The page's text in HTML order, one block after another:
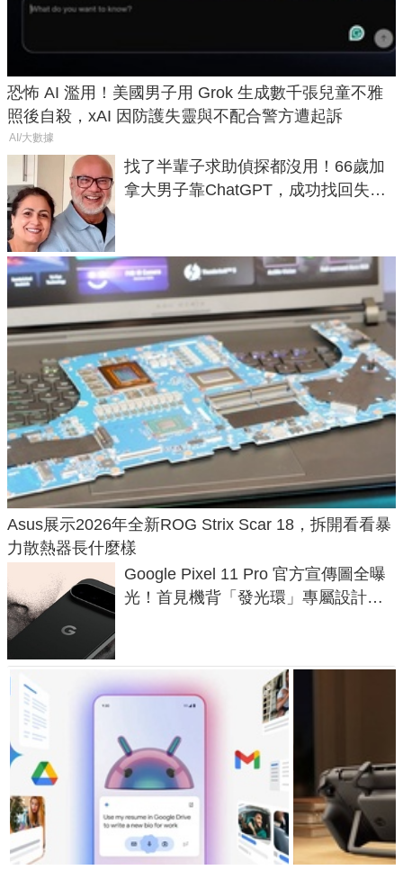
恐怖 AI 濫用！美國男子用 Grok 生成數千張兒童不雅
照後自殺，xAI 因防護失靈與不配合警方遭起訴
AI/大數據
找了半輩子求助偵探都沒用！66歲加
拿大男子靠ChatGPT，成功找回失散
Asus展示2026年全新ROG Strix Scar 18，拆開看看暴
力散熱器長什麼樣
Google Pixel 11 Pro 官方宣傳圖全曝
光！首見機背「發光環」專屬設計、